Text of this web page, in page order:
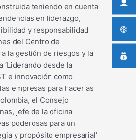
teniendo en cuenta
en liderazgo,
y responsabilidad
del Centro de
la gestión de riesgos y la
desde la
e innovación como
empresas para hacerlas
el Consejo
jefe de la oficina
poderosas para un
y propósito empresarial’